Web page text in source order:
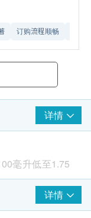
订购流程顺畅
详情
毫升低至1.75
克/100毫升) ，
详情